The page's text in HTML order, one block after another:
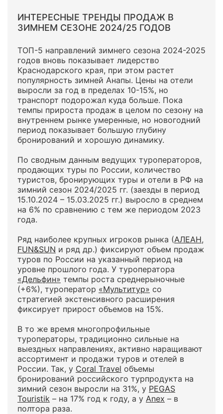
ИНТЕРЕСНЫЕ ТРЕНДЫ ПРОДАЖ В
ЗИМНЕМ СЕЗОНЕ 2024/25 ГОДОВ
ТОП-5 направлений зимнего сезона 2024-2025
годов вновь показывает лидерство
Краснодарского края, при этом растет
популярность зимней Анапы. Цены на отели
выросли за год в пределах 10-15%, но
транспорт подорожал куда больше. Пока
темпы прироста продаж в целом по сезону на
внутреннем рынке умеренные, но новогодний
период показывает большую глубину
бронирований и хорошую динамику.
По сводным данным ведущих туроператоров,
продающих туры по России, количество
туристов, бронирующих туры и отели в РФ на
зимний сезон 2024/2025 гг. (заезды в период
15.10.2024 – 15.03.2025 гг.) выросло в среднем
на 6% по сравнению с тем же периодом 2023
года.
Ряд наиболее крупных игроков рынка (АЛЕАН,
FUN&SUN и ряд др.) фиксируют объем продаж
туров по России на указанный период на
уровне прошлого года. У туроператора
«Дельфин» темпы роста среднерыночные
(+6%), туроператор «Мультитур» со
стратегией экстенсивного расширения
фиксирует прирост объемов на 15%.
В то же время многопрофильные
туроператоры, традиционно сильные на
выездных направлениях, активно наращивают
ассортимент и продажи туров и отелей в
России. Так, у Coral Travel объемы
бронирований российского турпродукта на
зимний сезон выросли на 31%, у PEGAS
Touristik – на 17% год к году, а у Anex – в
полтора раза.